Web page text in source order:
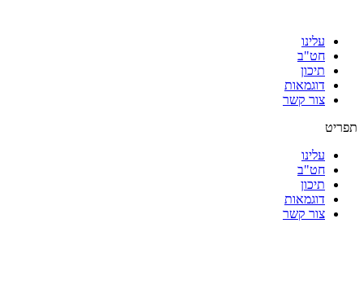
עלינו
חט"ב
תיכון
דוגמאות
צור קשר
תפריט
עלינו
חט"ב
תיכון
דוגמאות
צור קשר